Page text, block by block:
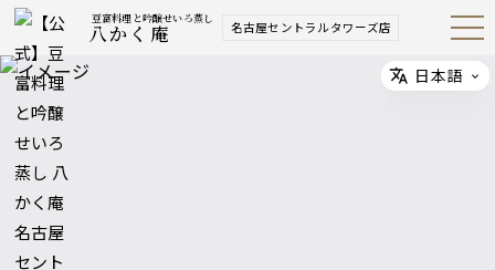
豆富料理と吟醸せいろ蒸し
八かく庵 名古屋セントラルタワーズ店 Open
Navig
Select
日本語